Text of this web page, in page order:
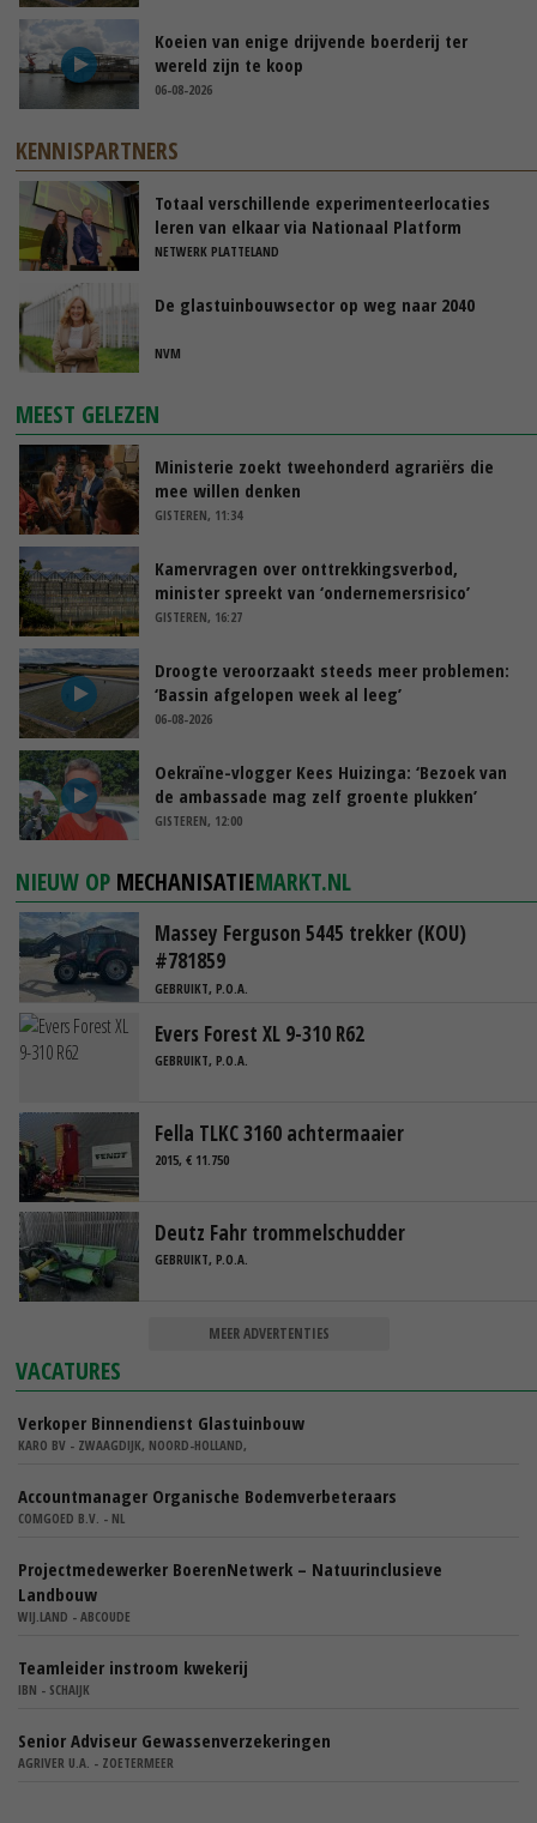
Koeien van enige drijvende boerderij ter
wereld zijn te koop
06-08-2026
KENNISPARTNERS
Totaal verschillende experimenteerlocaties
leren van elkaar via Nationaal Platform
NETWERK PLATTELAND
De glastuinbouwsector op weg naar 2040
NVM
MEEST GELEZEN
Ministerie zoekt tweehonderd agrariërs die
mee willen denken
GISTEREN, 11:34
Kamervragen over onttrekkingsverbod,
minister spreekt van ‘ondernemersrisico’
GISTEREN, 16:27
Droogte veroorzaakt steeds meer problemen:
‘Bassin afgelopen week al leeg’
06-08-2026
Oekraïne-vlogger Kees Huizinga: ‘Bezoek van
de ambassade mag zelf groente plukken’
GISTEREN, 12:00
NIEUW OP MECHANISATIEMARKT.NL
Massey Ferguson 5445 trekker (KOU)
#781859
GEBRUIKT, P.O.A.
Evers Forest XL 9-310 R62
GEBRUIKT, P.O.A.
Fella TLKC 3160 achtermaaier
2015, € 11.750
Deutz Fahr trommelschudder
GEBRUIKT, P.O.A.
MEER ADVERTENTIES
VACATURES
Verkoper Binnendienst Glastuinbouw
KARO BV - ZWAAGDIJK, NOORD-HOLLAND,
Accountmanager Organische Bodemverbeteraars
COMGOED B.V. - NL
Projectmedewerker BoerenNetwerk – Natuurinclusieve
Landbouw
WIJ.LAND - ABCOUDE
Teamleider instroom kwekerij
IBN - SCHAIJK
Senior Adviseur Gewassenverzekeringen
AGRIVER U.A. - ZOETERMEER